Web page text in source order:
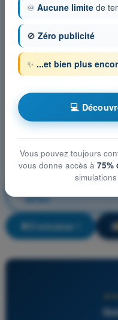
aérien
S'entraîner ! 🔒
♾️ Aucune limite de
🚫 Zéro publicité
✨ ...et bien plus
💻
Vous pouvez toujours
vous donne accès à 75%